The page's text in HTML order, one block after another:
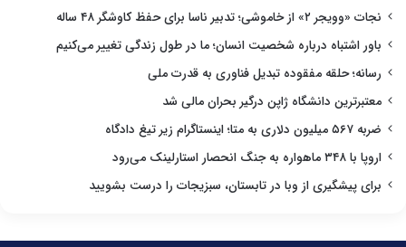
نجات «وویجر ۲» از خاموشی؛ تدبیر ناسا برای حفظ کاوشگر ۴۸ ساله
باور اشتباه درباره شخصیت انسان؛ ما در طول زندگی تغییر می‌کنیم
رسانه؛ حلقه مفقوده تبدیل فناوری به قدرت ملی
معتبرترین دانشگاه ژاپن درگیر بحران مالی شد
ضربه ۵۶۷ میلیون دلاری به متا؛ اینستاگرام زیر تیغ دادگاه
اروپا با ۳۴۸ ماهواره به جنگ انحصار استارلینک می‌رود
برای پیشگیری از وبا در تابستان، سبزیجات را درست بشویید